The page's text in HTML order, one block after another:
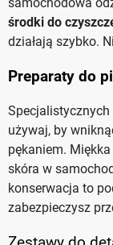
środki do
działają szybko.
Preparaty do
używaj, by
pękaniem.
skóra w
konserwacja to
zabezpieczysz